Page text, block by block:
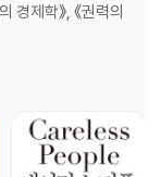
경제학》, 《권력의